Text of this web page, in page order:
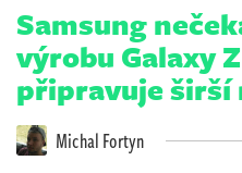
Samsung
výrobu Galaxy
připravuje širší
Michal Fortyn